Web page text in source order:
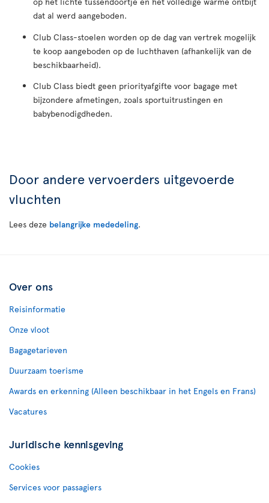
dat al werd aangeboden.
Club Class-stoelen worden op de dag van vertrek mogelijk
te koop aangeboden op de luchthaven (afhankelijk van de
beschikbaarheid).
Club Class biedt geen priorityafgifte voor bagage met
bijzondere afmetingen, zoals sportuitrustingen en
babybenodigdheden.
Door andere vervoerders uitgevoerde
vluchten
Lees deze belangrijke mededeling.
Over ons
Reisinformatie
Onze vloot
Bagagetarieven
Duurzaam toerisme
Awards en erkenning (Alleen beschikbaar in het Engels en Frans)
Vacatures
Juridische kennisgeving
Cookies
Services voor passagiers